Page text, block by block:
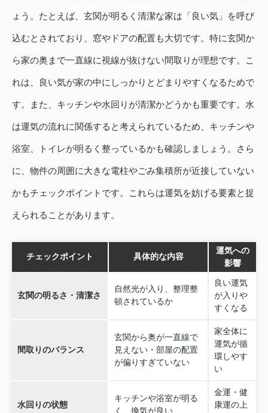
ょう。たとえば、玄関が明るく清潔な家は「良い気」を呼び
込むとされており、窓やドアの配置も大切です。特に玄関か
ら家の奥まで一直線に視線が抜けない間取りが理想です。こ
れは、良い気が家の中にしっかりとどまりやすくなるためで
す。また、キッチンや水回りが清潔かどうかも重要です。水
は運気の流れに関係すると考えられているため、キッチンや
浴室、トイレが明るく整っているかも確認しましょう。さら
に、物件の周囲に大きな電柱やごみ集積所が近接していない
かもチェックポイントです。これらは運気を妨げる要素と捉
えられることがあります。
チェックポイント 具体的な内容
運気への
影響
玄関の明るさ・清潔さ
自然光が入り、整理整
頓されているか
良い運気
が入りや
すくなる
間取りのバランス
玄関から奥が一直線で
見えない・部屋の配置
が偏りすぎていない
家全体に
運気が循
環しやす
い
水回りの状態
キッチンや浴室が明る
く、換気が良い
金運・健
康運の上